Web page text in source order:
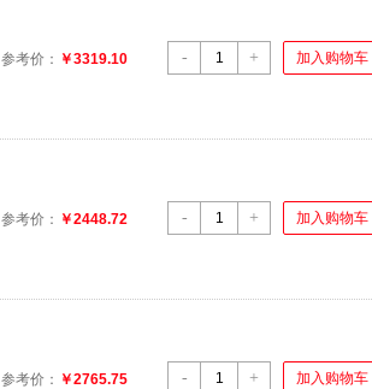
- + 加入购物车
参考价： ￥3319.10
- + 加入购物车
参考价： ￥2448.72
- + 加入购物车
参考价： ￥2765.75